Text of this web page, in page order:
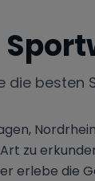
die
zu
erlebe die